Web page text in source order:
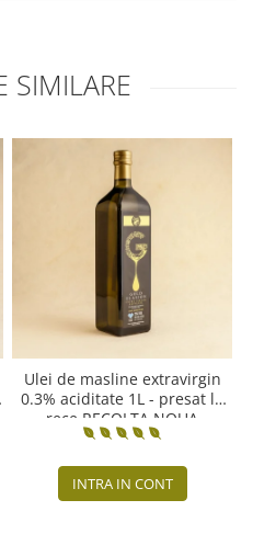
SIMILARE
Ulei de masline extravirgin
0.3% aciditate 1L - presat la
rece RECOLTA NOUA
INTRA IN CONT